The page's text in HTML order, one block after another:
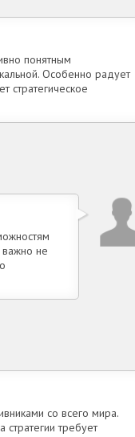
понятным
Особенно радует
стратегическое
важно не
со всего мира.
требует